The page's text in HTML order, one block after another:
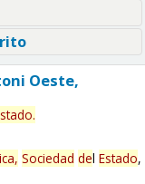
Oeste,
.
Sociedad del Estado,